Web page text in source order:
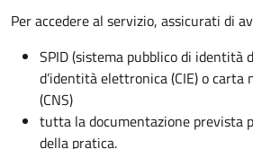
Per accedere al servizio, assicurati di
SPID (sistema pubblico di identità
d’identità elettronica (CIE) o carta
(CNS)
tutta la documentazione prevista
della pratica.